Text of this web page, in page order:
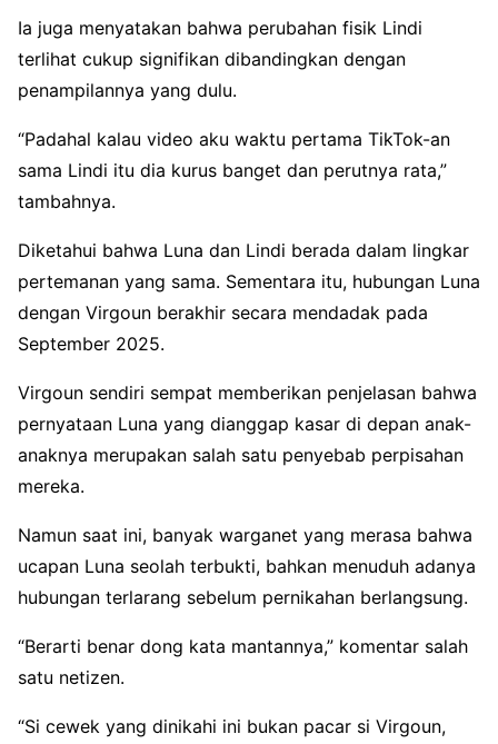
Ia juga menyatakan bahwa perubahan fisik Lindi
terlihat cukup signifikan dibandingkan dengan
penampilannya yang dulu.
“Padahal kalau video aku waktu pertama TikTok-an
sama Lindi itu dia kurus banget dan perutnya rata,”
tambahnya.
Diketahui bahwa Luna dan Lindi berada dalam lingkar
pertemanan yang sama. Sementara itu, hubungan Luna
dengan Virgoun berakhir secara mendadak pada
September 2025.
Virgoun sendiri sempat memberikan penjelasan bahwa
pernyataan Luna yang dianggap kasar di depan anak-
anaknya merupakan salah satu penyebab perpisahan
mereka.
Namun saat ini, banyak warganet yang merasa bahwa
ucapan Luna seolah terbukti, bahkan menuduh adanya
hubungan terlarang sebelum pernikahan berlangsung.
“Berarti benar dong kata mantannya,” komentar salah
satu netizen.
“Si cewek yang dinikahi ini bukan pacar si Virgoun,